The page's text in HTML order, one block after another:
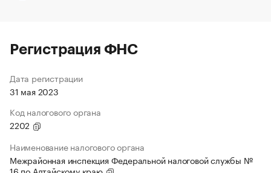
Регистрация ФНС
Дата регистрации
31 мая 2023
Код налогового органа
2202
Наименование налогового органа
Межрайонная инспекция Федеральной налоговой службы №